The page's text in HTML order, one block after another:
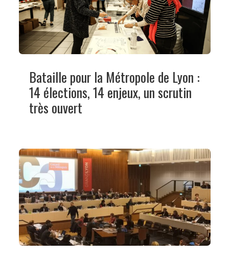
Bataille pour la Métropole de Lyon :
14 élections, 14 enjeux, un scrutin
très ouvert